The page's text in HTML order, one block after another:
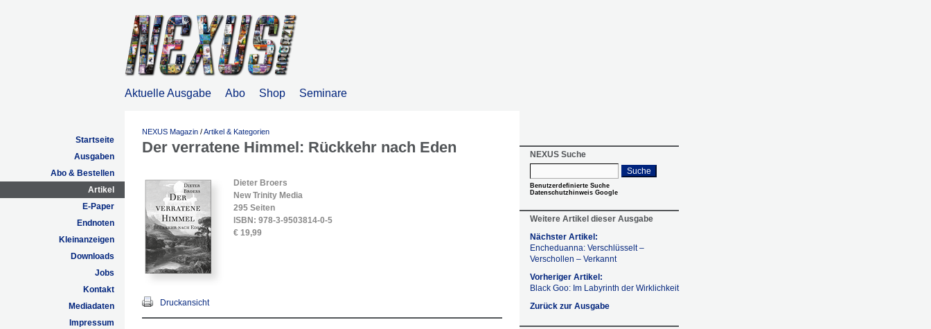
Aktuelle Ausgabe Abo Shop Seminare
Startseite
Ausgaben
Abo & Bestellen
Artikel
E-Paper
Endnoten
Kleinanzeigen
Downloads
Jobs
Kontakt
Mediadaten
Impressum
NEXUS Magazin /Artikel & Kategorien
Der verratene Himmel: Rückkehr nach Eden
Dieter Broers
New Trinity Media
295 Seiten
ISBN: 978-3-9503814-0-5
€ 19,99
Druckansicht
NEXUS Suche
Suche
Benutzerdefinierte Suche
Datenschutzhinweis Google
Weitere Artikel dieser Ausgabe
Nächster Artikel:
Encheduanna: Verschlüsselt –
Verschollen – Verkannt
Vorheriger Artikel:
Black Goo: Im Labyrinth der Wirklichkeit
Zurück zur Ausgabe